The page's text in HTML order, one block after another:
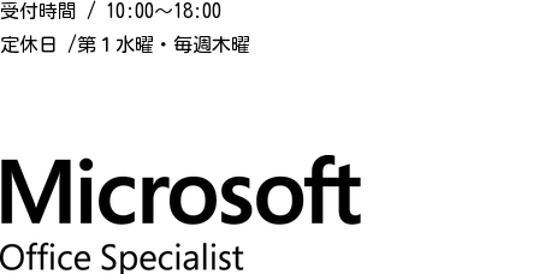
受付時間 / 10:00〜18:00
定休日 /第１水曜・毎週木曜